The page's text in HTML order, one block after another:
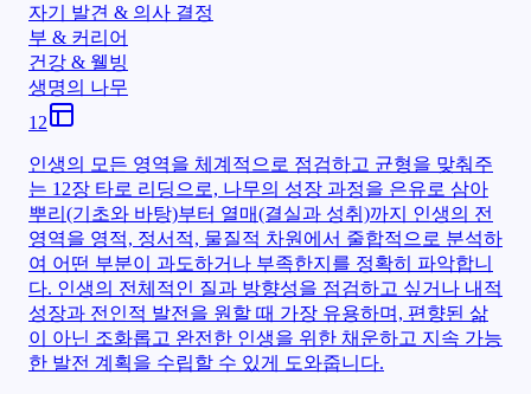
자기 발견 & 의사 결정
부 & 커리어
건강 & 웰빙
생명의 나무
12
인생의 모든 영역을 체계적으로 점검하고 균형을 맞춰주
는 12장 타로 리딩으로, 나무의 성장 과정을 은유로 삼아
뿌리(기초와 바탕)부터 열매(결실과 성취)까지 인생의 전
영역을 영적, 정서적, 물질적 차원에서 줄합적으로 분석하
여 어떤 부분이 과도하거나 부족한지를 정확히 파악합니
다. 인생의 전체적인 질과 방향성을 점검하고 싶거나 내적
성장과 전인적 발전을 원할 때 가장 유용하며, 편향된 삶
이 아닌 조화롭고 완전한 인생을 위한 채운하고 지속 가능
한 발전 계획을 수립할 수 있게 도와줍니다.